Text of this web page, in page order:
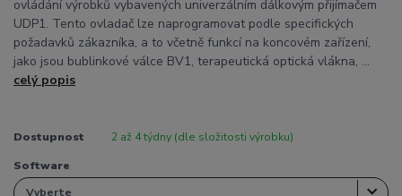
ovládání výrobků vybavených univerzálním dálkovým přijímačem
UDP1. Tento ovladač lze naprogramovat podle specifických
požadavků zákazníka, a to včetně funkcí na koncovém zařízení,
jako jsou bublinkové válce BV1, terapeutická optická vlákna, ...
celý popis
Dostupnost 2 až 4 týdny (dle složitosti výrobku)
Software